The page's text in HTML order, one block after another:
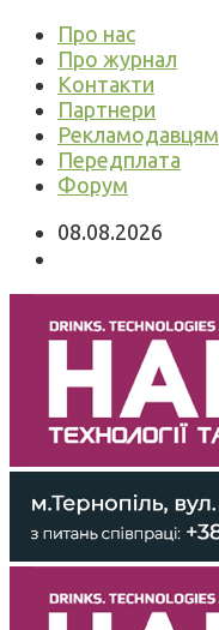
Про нас
Про журнал
Контакти
Партнери
Рекламодавцям
Передплата
Форум
08.08.2026